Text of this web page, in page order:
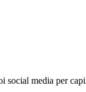
social media per